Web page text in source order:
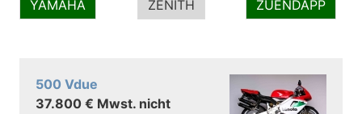
YAMAHA ZENITH ZUENDAPP
500 Vdue
37.800 € Mwst. nicht